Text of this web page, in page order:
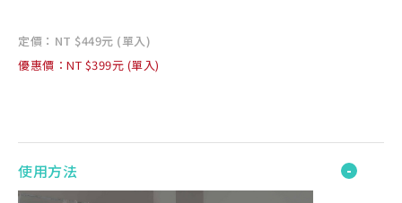
定價：NT $449元 (單入)
優惠價：NT $399元 (單入)
使用方法